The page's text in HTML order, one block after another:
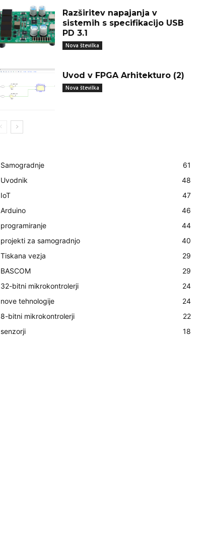
Razširitev napajanja v
sistemih s specifikacijo USB
PD 3.1
Nova številka
Uvod v FPGA Arhitekturo (2)
Nova številka
Samogradnje
61
Uvodnik
48
IoT
47
Arduino
46
programiranje
44
projekti za samogradnjo
40
Tiskana vezja
29
BASCOM
29
32-bitni mikrokontrolerji
24
nove tehnologije
24
8-bitni mikrokontrolerji
22
senzorji
18